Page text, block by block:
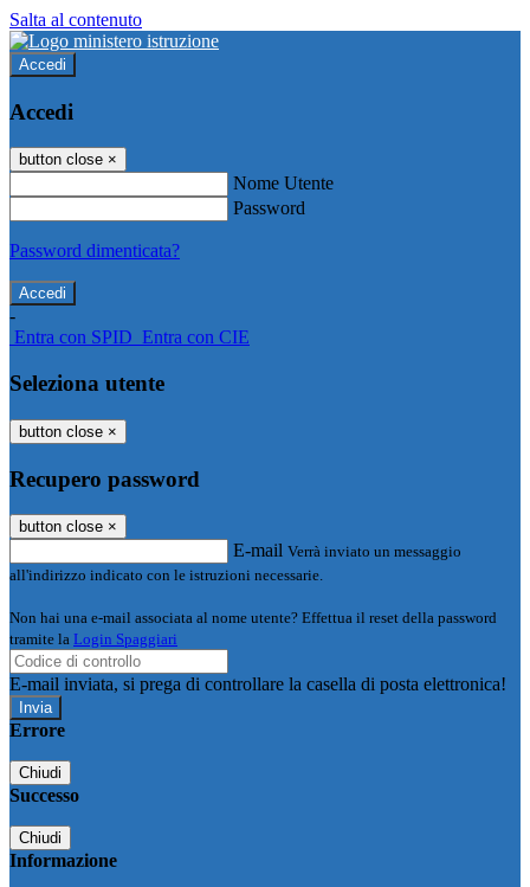
Salta al contenuto
Accedi
Accedi
button close ×
Nome Utente
Password
Password dimenticata?
-
Entra con SPID Entra con CIE
Seleziona utente
button close ×
Recupero password
button close ×
E-mail Verrà inviato un messaggio
all'indirizzo indicato con le istruzioni necessarie.
Non hai una e-mail associata al nome utente? Effettua il reset della password
tramite la Login Spaggiari
E-mail inviata, si prega di controllare la casella di posta elettronica!
Errore
Chiudi
Successo
Chiudi
Informazione